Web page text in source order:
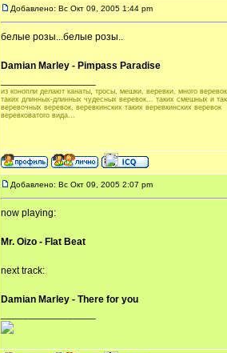
Добавлено: Вс Окт 09, 2005 1:44 pm
белые розы...белые розы..
Damian Marley - Pimpass Paradise
из конопли делают канаты, тросы, мешки, веревки, много
таких длинных-длинных чудесных веревок... таких смешных и
веревочных веревок, веревкинских таких веревкинских веревок
веревковатого вида...
Добавлено: Вс Окт 09, 2005 2:07 pm
now playing:
Mr. Oizo - Flat Beat
next track:
Damian Marley - There for you